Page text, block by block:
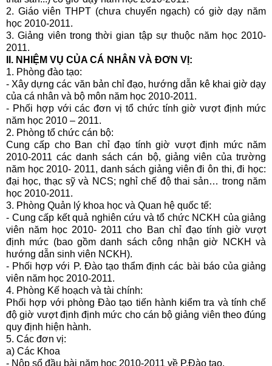
2. Giáo viên THPT (chưa chuyển ngạch) có giờ dạy năm
học 2010-2011.
3. Giảng viên trong thời gian tập sự thuộc năm học 2010-
2011.
II. NHIỆM VỤ CỦA CÁ NHÂN VÀ ĐƠN VỊ:
1. Phòng đào tạo:
- Xây dựng các văn bản chỉ đạo, hướng dẫn kê khai giờ dạy
của cá nhân và bộ môn năm học 2010-2011.
- Phối hợp với các đơn vị tổ chức tính giờ vượt định mức
năm học 2010 – 2011.
2. Phòng tổ chức cán bộ:
Cung cấp cho Ban chỉ đạo tính giờ vượt định mức năm
2010-2011 các danh sách cán bộ, giảng viên của trường
năm học 2010- 2011, danh sách giảng viên đi ôn thi, đi học:
đại học, thạc sỹ và NCS; nghỉ chế độ thai sản… trong năm
học 2010-2011.
3. Phòng Quản lý khoa học và Quan hệ quốc tế:
- Cung cấp kết quả nghiên cứu và tổ chức NCKH của giảng
viên năm học 2010- 2011 cho Ban chỉ đạo tính giờ vượt
định mức (bao gồm danh sách công nhận giờ NCKH và
hướng dẫn sinh viên NCKH).
- Phối hợp với P. Đào tạo thẩm định các bài báo của giảng
viên năm học 2010-2011.
4. Phòng Kế hoạch và tài chính:
Phối hợp với phòng Đào tạo tiến hành kiểm tra và tính chế
độ giờ vượt định định mức cho cán bộ giảng viên theo đúng
quy định hiện hành.
5. Các đơn vị:
a) Các Khoa
- Nộp sổ đầu bài năm học 2010-2011 về P.Đào tạo.